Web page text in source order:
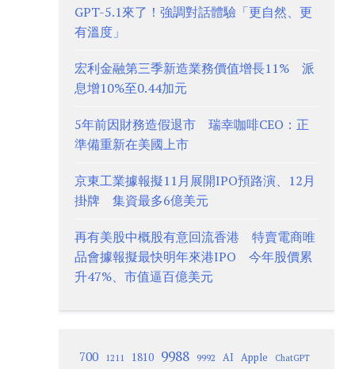
GPT-5.1來了！強調對話體驗「更自然、更
有溫度」
宏利金融第三季新造業務價值增長11% 派
息增10%至0.44加元
5年前因財務造假退市 瑞幸咖啡CEO：正
準備重新在美國上市
京東工業據報擬11月展開IPO預路演、12月
掛牌 集資最多6億美元
再有美股中概股有意回流香港 特賣電商唯
品會據報擬最快明年來港IPO 今年股價累
升47%、市值逼百億美元
700 1211 1810 9988 9992 AI Apple ChatGPT